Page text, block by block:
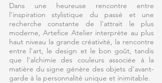
Dans une heureuse rencontre entre
l'inspiration stylistique du passé et une
recherche constante de l'attrait le plus
moderne, Artefice Atelier interprète au plus
haut niveau la grande créativité, la rencontre
entre l'art, le design et le bon goût, tandis
que l'alchimie des couleurs associée à la
matière du signe génère des objets d'avant-
garde à la personnalité unique et inimitable.